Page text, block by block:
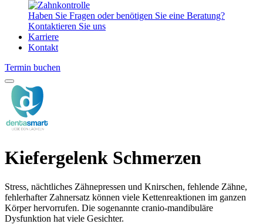
Haben Sie Fragen oder benötigen Sie eine Beratung?
Kontaktieren Sie uns
Karriere
Kontakt
Termin buchen
Kiefergelenk Schmerzen
Stress, nächtliches Zähnepressen und Knirschen, fehlende Zähne,
fehlerhafter Zahnersatz können viele Kettenreaktionen im ganzen
Körper hervorrufen. Die sogenannte cranio-mandibuläre
Dysfunktion hat viele Gesichter.